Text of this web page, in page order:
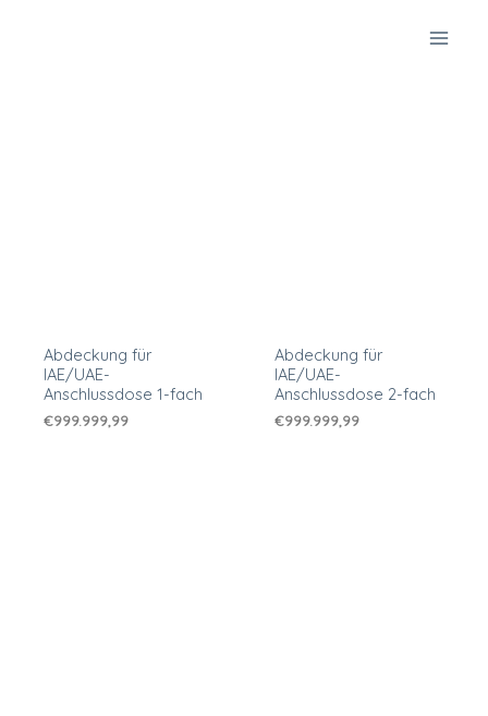
Abdeckung für
IAE/UAE-
Anschlussdose 1-fach
€999.999,99
Abdeckung für
IAE/UAE-
Anschlussdose 2-fach
€999.999,99